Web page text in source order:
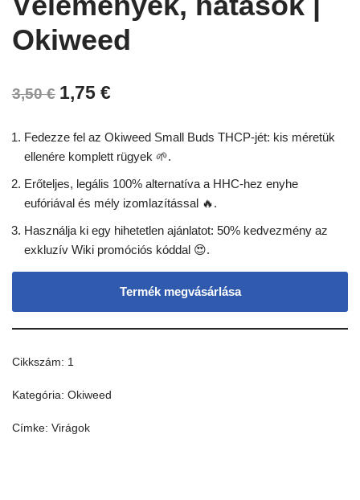
Okiweed
3,50€ 1,75 €
Fedezze fel az Okiweed Small Buds THCP-jét: kis méretük
ellenére komplett rügyek 🌱.
Erőteljes, legális 100% alternatíva a HHC-hez enyhe
eufóriával és mély izomlazítással 🔥.
Használja ki egy hihetetlen ajánlatot: 50% kedvezmény az
exkluzív Wiki promóciós kóddal 😍.
Termék megvásárlása
Cikkszám: 1
Kategória: Okiweed
Címke: Virágok